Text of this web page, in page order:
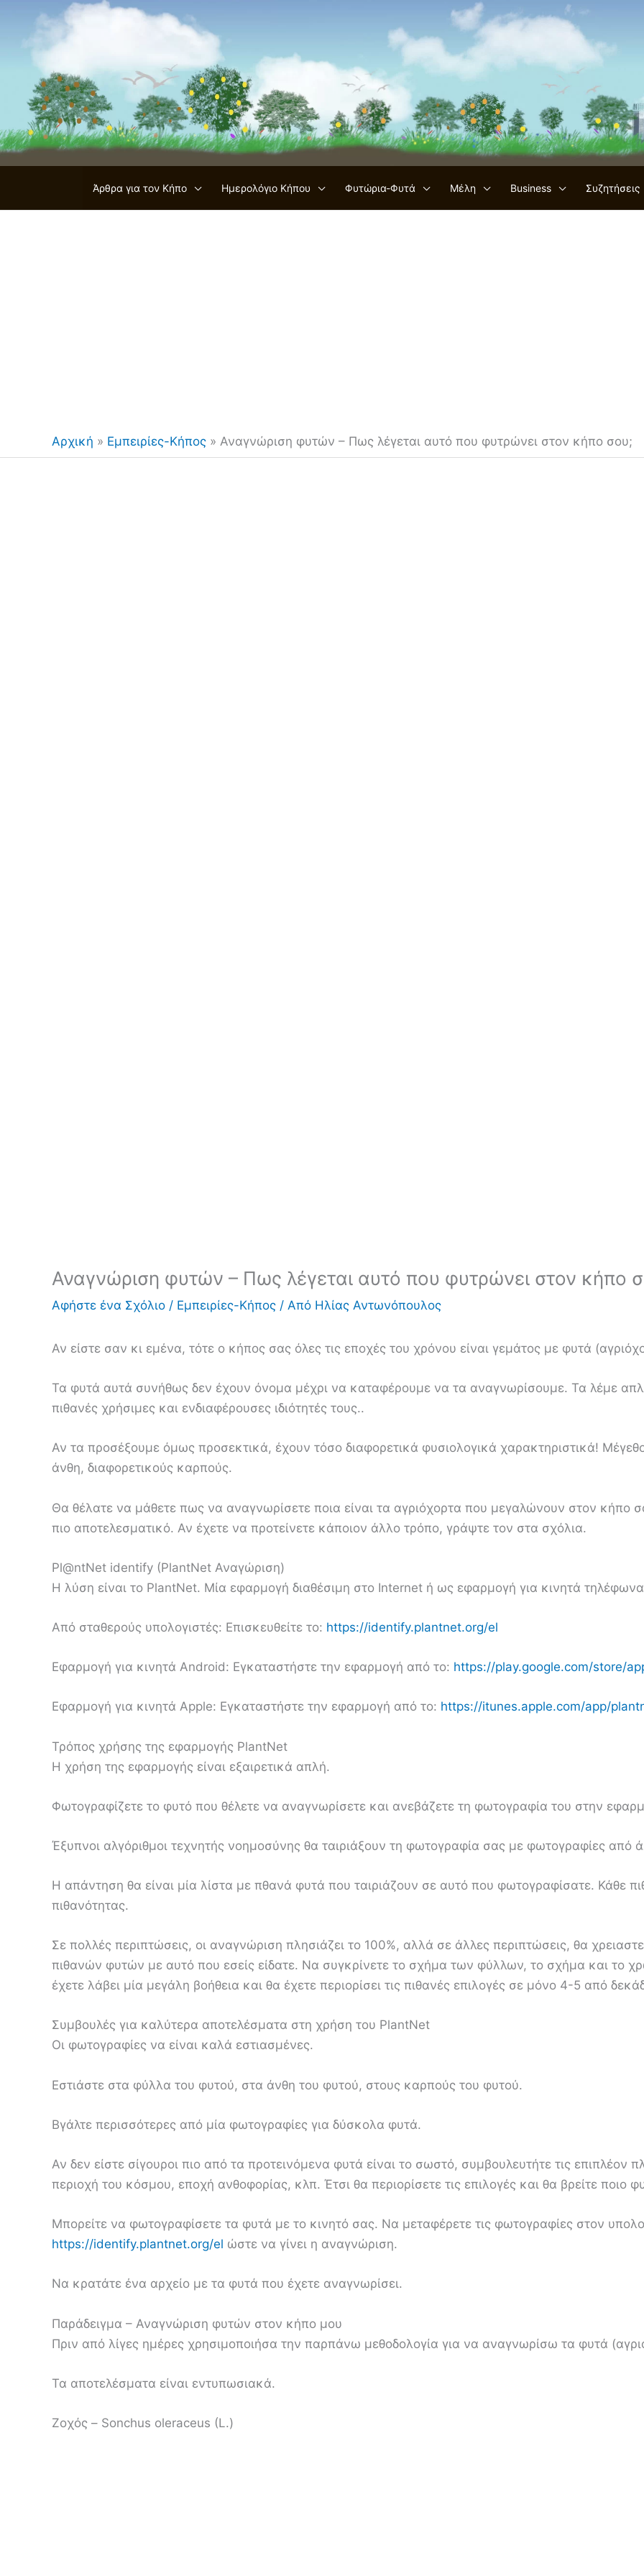
περιεχόμενο
Άρθρα για τον Κήπο Ημερολόγιο Κήπου Φυτώρια-Φυτά Μέλη Business Συζητήσεις
Αρχική » Εμπειρίες-Κήπος » Αναγνώριση φυτών – Πως λέγεται αυτό που φυτρώνει στον κήπο σου;
Αναγνώριση φυτών – Πως λέγεται αυτό που φυτρώνει στον κήπο
Αφήστε ένα Σχόλιο / Εμπειρίες-Κήπος / Από Ηλίας Αντωνόπουλος
Αν είστε σαν κι εμένα, τότε ο κήπος σας όλες τις εποχές του χρόνου είναι γεμάτος με φυτά
Τα φυτά αυτά συνήθως δεν έχουν όνομα μέχρι να καταφέρουμε να τα αναγνωρίσουμε. Τα λέμε
πιθανές χρήσιμες και ενδιαφέρουσες ιδιότητές τους..
Αν τα προσέξουμε όμως προσεκτικά, έχουν τόσο διαφορετικά φυσιολογικά χαρακτηριστικά!
άνθη, διαφορετικούς καρπούς.
Θα θέλατε να μάθετε πως να αναγνωρίσετε ποια είναι τα αγριόχορτα που μεγαλώνουν στον κήπο
πιο αποτελεσματικό. Αν έχετε να προτείνετε κάποιον άλλο τρόπο, γράψτε τον στα σχόλια.
Pl@ntNet identify (PlantNet Αναγώριση)
Η λύση είναι το PlantNet. Μία εφαρμογή διαθέσιμη στο Internet ή ως εφαρμογή για κινητά
Από σταθερούς υπολογιστές: Επισκευθείτε το: https://identify.plantnet.org/el
Εφαρμογή για κινητά Android: Εγκαταστήστε την εφαρμογή από το: https://play.google.com/store/
Εφαρμογή για κινητά Apple: Εγκαταστήστε την εφαρμογή από το: https://itunes.apple.com/app/
Τρόπος χρήσης της εφαρμογής PlantNet
Η χρήση της εφαρμογής είναι εξαιρετικά απλή.
Φωτογραφίζετε το φυτό που θέλετε να αναγνωρίσετε και ανεβάζετε τη φωτογραφία του στην
Έξυπνοι αλγόριθμοι τεχνητής νοημοσύνης θα ταιριάξουν τη φωτογραφία σας με φωτογραφίες από
Η απάντηση θα είναι μία λίστα με πθανά φυτά που ταιριάζουν σε αυτό που φωτογραφίσατε. Κάθε
πιθανότητας.
Σε πολλές περιπτώσεις, οι αναγνώριση πλησιάζει το 100%, αλλά σε άλλες περιπτώσεις, θα
πιθανών φυτών με αυτό που εσείς είδατε. Να συγκρίνετε το σχήμα των φύλλων, το σχήμα και το
έχετε λάβει μία μεγάλη βοήθεια και θα έχετε περιορίσει τις πιθανές επιλογές σε μόνο 4-5 από
Συμβουλές για καλύτερα αποτελέσματα στη χρήση του PlantNet
Οι φωτογραφίες να είναι καλά εστιασμένες.
Εστιάστε στα φύλλα του φυτού, στα άνθη του φυτού, στους καρπούς του φυτού.
Βγάλτε περισσότερες από μία φωτογραφίες για δύσκολα φυτά.
Αν δεν είστε σίγουροι πιο από τα προτεινόμενα φυτά είναι το σωστό, συμβουλευτήτε τις επιπλέον
περιοχή του κόσμου, εποχή ανθοφορίας, κλπ. Έτσι θα περιορίσετε τις επιλογές και θα βρείτε ποιο
Μπορείτε να φωτογραφίσετε τα φυτά με το κινητό σας. Να μεταφέρετε τις φωτογραφίες στον
https://identify.plantnet.org/el ώστε να γίνει η αναγνώριση.
Να κρατάτε ένα αρχείο με τα φυτά που έχετε αναγνωρίσει.
Παράδειγμα – Αναγνώριση φυτών στον κήπο μου
Πριν από λίγες ημέρες χρησιμοποιήσα την παρπάνω μεθοδολογία για να αναγνωρίσω τα φυτά
Τα αποτελέσματα είναι εντυπωσιακά.
Ζοχός – Sonchus oleraceus (L.)